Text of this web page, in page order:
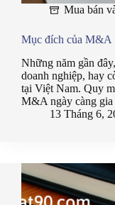
Mua bán
Mục đích của M&A
Những năm gần
doanh nghiệp, hay
tại Việt Nam. Quy
M&A ngày càng
13 Tháng 6,